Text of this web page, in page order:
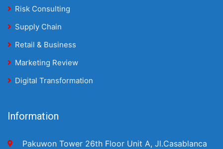
Risk Consulting
Supply Chain
Retail & Business
Marketing Review
Digital Transformation
Information
Pakuwon Tower 26th Floor Unit A, Jl.Casablanca